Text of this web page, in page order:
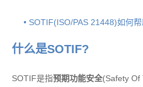
• SOTIF(ISO/PAS 21448)如何
什么是SOTIF?
SOTIF是指预期功能安全(Safety Of